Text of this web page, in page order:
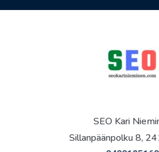
SEO Kari
Sillanpäänpolku 8,